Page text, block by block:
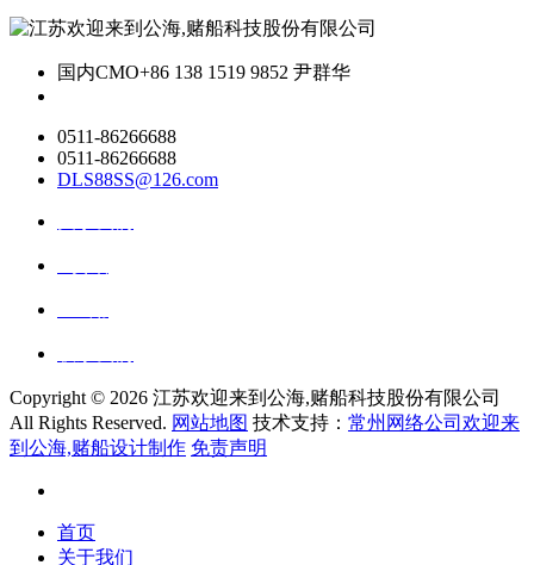
国内CMO+86 138 1519 9852 尹群华
0511-86266688
0511-86266688
DLS88SS@126.com
Copyright © 2026 江苏欢迎来到公海,赌船科技股份有限公司
All Rights Reserved. 网站地图 技术支持： 常州网络公司欢迎来
到公海,赌船设计制作 免责声明
首页
关于我们